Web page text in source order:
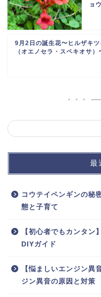
ョ
9月2日の誕生花〜ヒルザキツ
（オエノセラ・スペキオサ）
最
コウテイペンギンの秘
態と子育て
【初心者でもカンタ
DIYガイド
【悩ましいエンジン
ジン異音の原因と対策